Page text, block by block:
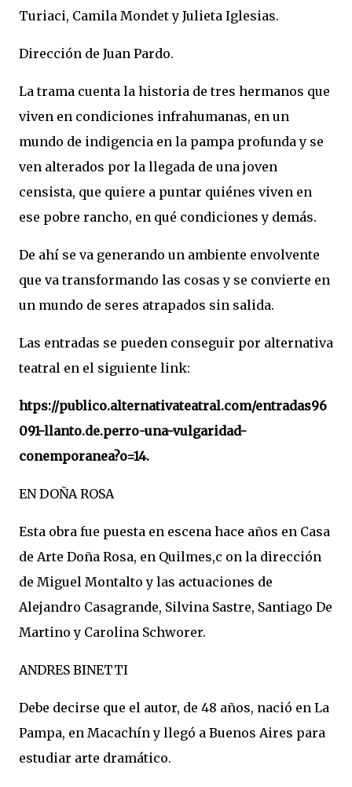
Turiaci, Camila Mondet y Julieta Iglesias.
Dirección de Juan Pardo.
La trama cuenta la historia de tres hermanos que
viven en condiciones infrahumanas, en un
mundo de indigencia en la pampa profunda y se
ven alterados por la llegada de una joven
censista, que quiere a puntar quiénes viven en
ese pobre rancho, en qué condiciones y demás.
De ahí se va generando un ambiente envolvente
que va transformando las cosas y se convierte en
un mundo de seres atrapados sin salida.
Las entradas se pueden conseguir por alternativa
teatral en el siguiente link:
htps://publico.alternativateatral.com/entradas96
091-llanto.de.perro-una-vulgaridad-
conemporanea?o=14.
EN DOÑA ROSA
Esta obra fue puesta en escena hace años en Casa
de Arte Doña Rosa, en Quilmes,c on la dirección
de Miguel Montalto y las actuaciones de
Alejandro Casagrande, Silvina Sastre, Santiago De
Martino y Carolina Schworer.
ANDRES BINETTI
Debe decirse que el autor, de 48 años, nació en La
Pampa, en Macachín y llegó a Buenos Aires para
estudiar arte dramático.